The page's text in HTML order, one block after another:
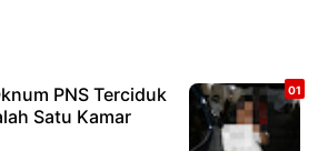
PNS Terciduk
Satu Kamar